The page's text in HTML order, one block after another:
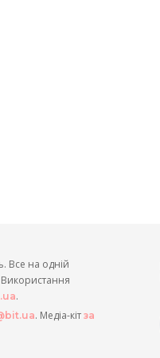
Все на одній
Використання
.
. Медіа-кіт за